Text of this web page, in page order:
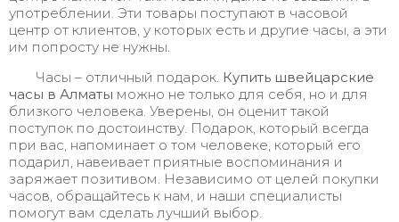
употреблении. Эти товары поступают в часовой
центр от клиентов, у которых есть и другие часы, а эти
им попросту не нужны.
Часы – отличный подарок. Купить швейцарские
часы в Алматы можно не только для себя, но и для
близкого человека. Уверены, он оценит такой
поступок по достоинству. Подарок, который всегда
при вас, напоминает о том человеке, который его
подарил, навеивает приятные воспоминания и
заряжает позитивом. Независимо от целей покупки
часов, обращайтесь к нам, и наши специалисты
помогут вам сделать лучший выбор.